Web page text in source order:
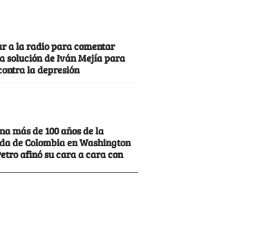
a la radio para comentar
solución de Iván Mejía para
la depresión
más de 100 años de la
de Colombia en Washington
afinó su cara a cara con